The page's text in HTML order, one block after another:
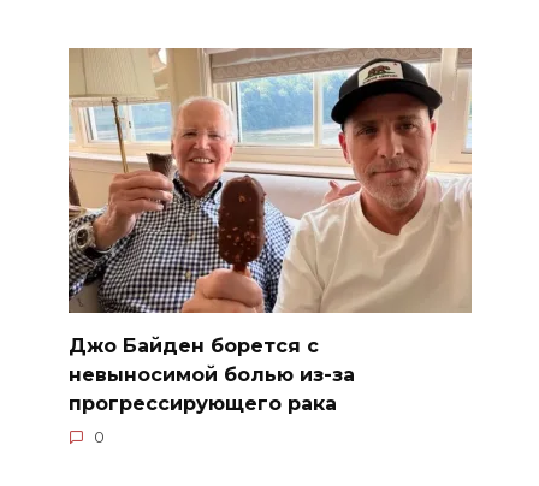
Джо Байден борется с
невыносимой болью из-за
прогрессирующего рака
0